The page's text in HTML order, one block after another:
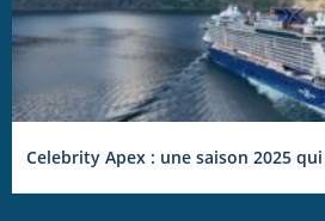
Celebrity Apex : une saison 2025